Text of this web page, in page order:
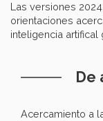
Las versiones
orientaciones
inteligencia artifical
De
Acercamiento a